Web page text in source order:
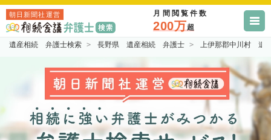
朝日新聞社運営 月間閲覧件数
200万超
遺産相続 弁護士検索 長野県 遺産相続 弁護士 上伊那郡中川村 遺